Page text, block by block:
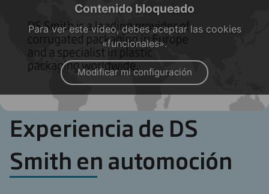
Contenido bloqueado
Para ver este vídeo, debes aceptar las cookies
«funcionales».
Modificar mi configuración
Experiencia de DS
Smith en automoción